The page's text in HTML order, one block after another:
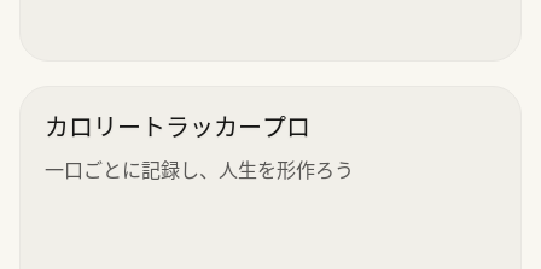
カロリートラッカープロ
一口ごとに記録し、人生を形作ろう